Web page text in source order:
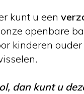
kunt u een
openbare
kinderen
dan kunt u